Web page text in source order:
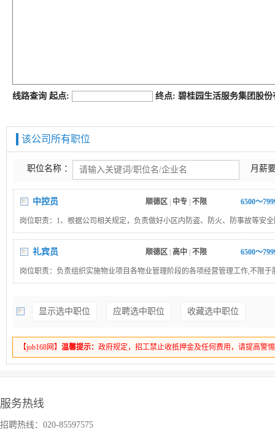
线路查询 起点: 终点: 碧桂园生活服务集团股
该公司所有职位
职位名称 ： 月薪
中控员 顺德区 中专 不限 6500～
岗位职责：1、根据公司相关规定，负责做好小区内防盗、防火、防事故等安
作。2、车辆进出指挥有序停放，维护小区的治安秩序，及时处理突发事件并
做好客户来访接待工作形象展示及小区内装修施工人员管理。4、完成上级领
有保安员证优先。3、爱岗敬业，坚守岗位，具备良好的道德品德。4、无违法
礼宾员 顺德区 高中 不限 6500～
岗位职责：负责组织实施物业项目各物业管理阶段的各项经营管理工作,不限于
障、客户关系维护、社区经营、增值服务等。岗位要求：1、退役军人 (包含义
好；3、形象气质佳，具备良好的沟通能力和团队合作精神
显示选中职位 应聘选中职位 收藏选中职位
【job168网】 温馨提示： 政府规定，招工禁止收抵押金及任何费用，请提高警
服务热线
招聘热线：020-85597575